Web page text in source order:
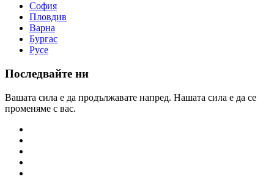
София
Пловдив
Варна
Бургас
Русе
Последвайте ни
Вашата сила е да продължавате напред. Нашата сила е да се
променяме с вас.